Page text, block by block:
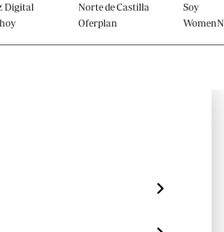
Digital
Norte de Castilla
Oferplan
Soy
ESPAÑOLES